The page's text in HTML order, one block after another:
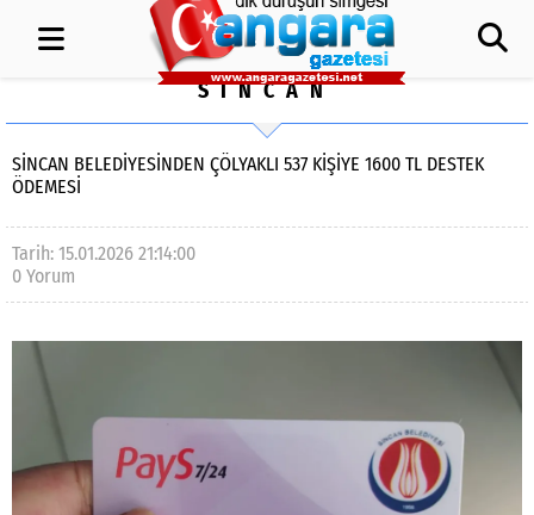
SİNCAN
SİNCAN BELEDİYESİNDEN ÇÖLYAKLI 537 KİŞİYE 1600 TL DESTEK
ÖDEMESİ
Tarih: 15.01.2026 21:14:00
0 Yorum